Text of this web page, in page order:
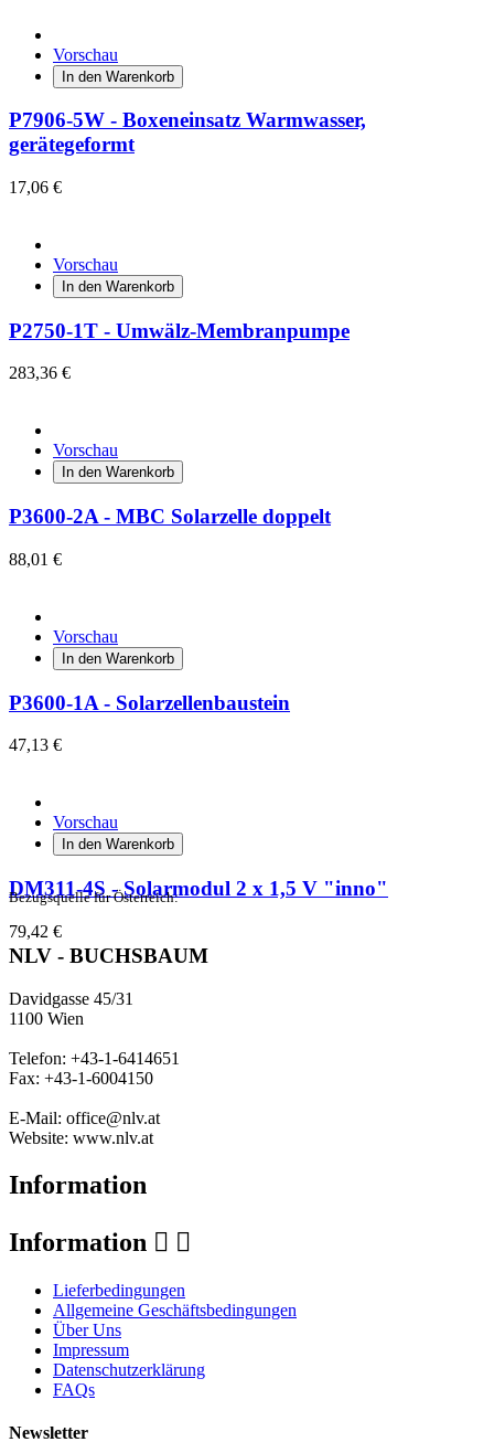
Vorschau
In den Warenkorb
P7906-5W - Boxeneinsatz Warmwasser,
gerätegeformt
17,06 €
Vorschau
In den Warenkorb
P2750-1T - Umwälz-Membranpumpe
283,36 €
Vorschau
In den Warenkorb
P3600-2A - MBC Solarzelle doppelt
88,01 €
Vorschau
In den Warenkorb
P3600-1A - Solarzellenbaustein
47,13 €
Vorschau
In den Warenkorb
DM311-4S - Solarmodul 2 x 1,5 V "inno"
79,42 €
Bezugsquelle für Österreich:
NLV - BUCHSBAUM
Davidgasse 45/31
1100 Wien
Telefon: +43-1-6414651
Fax: +43-1-6004150
E-Mail: office@nlv.at
Website: www.nlv.at
Information
Information  
Lieferbedingungen
Allgemeine Geschäftsbedingungen
Über Uns
Impressum
Datenschutzerklärung
FAQs
Newsletter